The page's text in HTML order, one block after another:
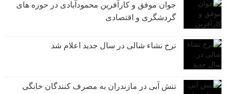
جوان موفق و کارآفرین محمودآبادی در حوزه های
گردشگری و اقتصادی
نرخ نشاء شالی در سال جدید اعلام شد
تنش آبی در مازندران به مصرف كنندگان خانگی